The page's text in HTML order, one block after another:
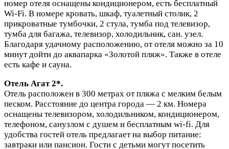
номер отеля оснащены кондиционером, есть бесплатный
Wi-Fi. В номере кровать, шкаф, туалетный столик, 2
прикроватные тумбочки, 2 стула, тумба под телевизор,
тумба для багажа, телевизор, холодильник, сан. узел.
Благодаря удачному расположению, от отеля можно за 10
минут дойти до аквапарка «Золотой пляж». Также в отеле
есть кафе и сауна.
Отель Агат 2*.
Отель расположен в 300 метрах от пляжа с мелким белым
песком. Расстояние до центра города — 2 км. Номера
оснащены телевизором, холодильником, кондиционером,
телефоном, санузлом с душем и бесплатным wi-fi. Для
удобства гостей отель предлагает на выбор питание:
завтраки или пансион. Гости с детьми могут посетить